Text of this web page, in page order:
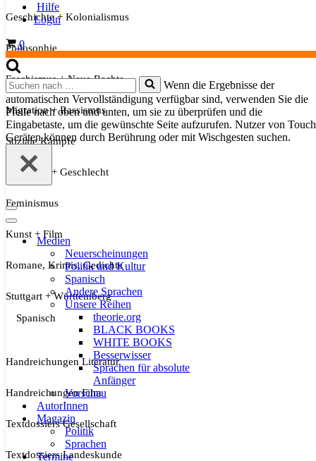
Hilfe
Login
Warenkorb
0
Suchen
nach …
Wenn die Ergebnisse der
automatischen Vervollständigung verfügbar sind, verwenden Sie die
Pfeile nach oben und unten, um sie zu überprüfen und die
Eingabetaste, um die gewünschte Seite aufzurufen. Nutzer von
Geräten können durch Berührung oder mit Wischgesten suchen.
Navigationsmenü
Navigationsmenü
Medien
Neuerscheinungen
Politik und Kultur
Spanisch
Andere Sprachen
Unsere Reihen
theorie.org
BLACK BOOKS
WHITE BOOKS
Besserwisser
Sprachen für absolute
Anfänger
Vorschau
AutorInnen
Magazin
Politik
Sprachen
Termine
Geschichte + Kolonialismus
Philosophie
Faschismus + Neue Rechte
Migration + Rassismus
Soziale Kämpfe
Sexualität + Geschlecht
Feminismus
Kunst + Film
Romane, Krimis, Gedichte
Stuttgart + Württemberg
Spanisch
Handreichungen Literatur
Handreichungen Film
Textdossiers Gesellschaft
Textdossiers Landeskunde